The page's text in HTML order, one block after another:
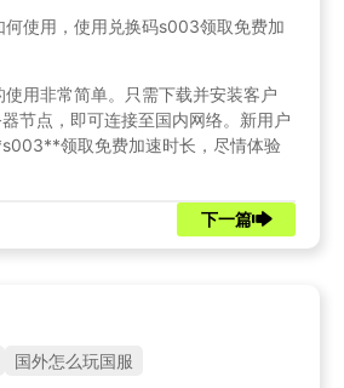
使用，使用兑换码s003领取免费加
用非常简单。只需下载并安装客户
节点，即可连接至国内网络。新用户
领取免费加速时长，尽情体验
下一篇
国外怎么玩国服